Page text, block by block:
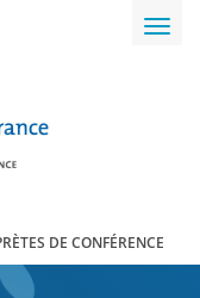
DE CONFÉRENCE